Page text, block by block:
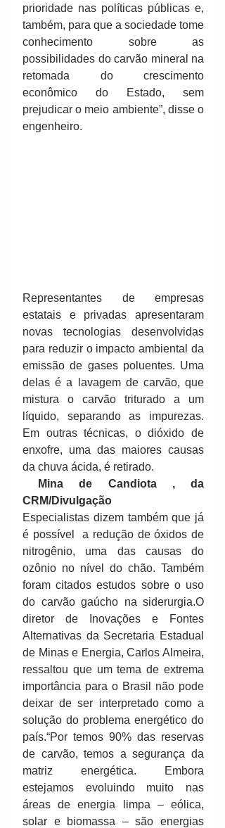
prioridade nas políticas públicas e,
também, para que a sociedade tome
conhecimento sobre as
possibilidades do carvão mineral na
retomada do crescimento
econômico do Estado, sem
prejudicar o meio ambiente”, disse o
engenheiro.
Representantes de empresas
estatais e privadas apresentaram
novas tecnologias desenvolvidas
para reduzir o impacto ambiental da
emissão de gases poluentes. Uma
delas é a lavagem de carvão, que
mistura o carvão triturado a um
líquido, separando as impurezas.
Em outras técnicas, o dióxido de
enxofre, uma das maiores causas
da chuva ácida, é retirado.
Mina de Candiota , da
CRM/Divulgação
Especialistas dizem também que já
é possível  a redução de óxidos de
nitrogênio, uma das causas do
ozônio no nível do chão. Também
foram citados estudos sobre o uso
do carvão gaúcho na siderurgia.O
diretor de Inovações e Fontes
Alternativas da Secretaria Estadual
de Minas e Energia, Carlos Almeira,
ressaltou que um tema de extrema
importância para o Brasil não pode
deixar de ser interpretado como a
solução do problema energético do
país.“Por temos 90% das reservas
de carvão, temos a segurança da
matriz energética. Embora
estejamos evoluindo muito nas
áreas de energia limpa – eólica,
solar e biomassa – são energias